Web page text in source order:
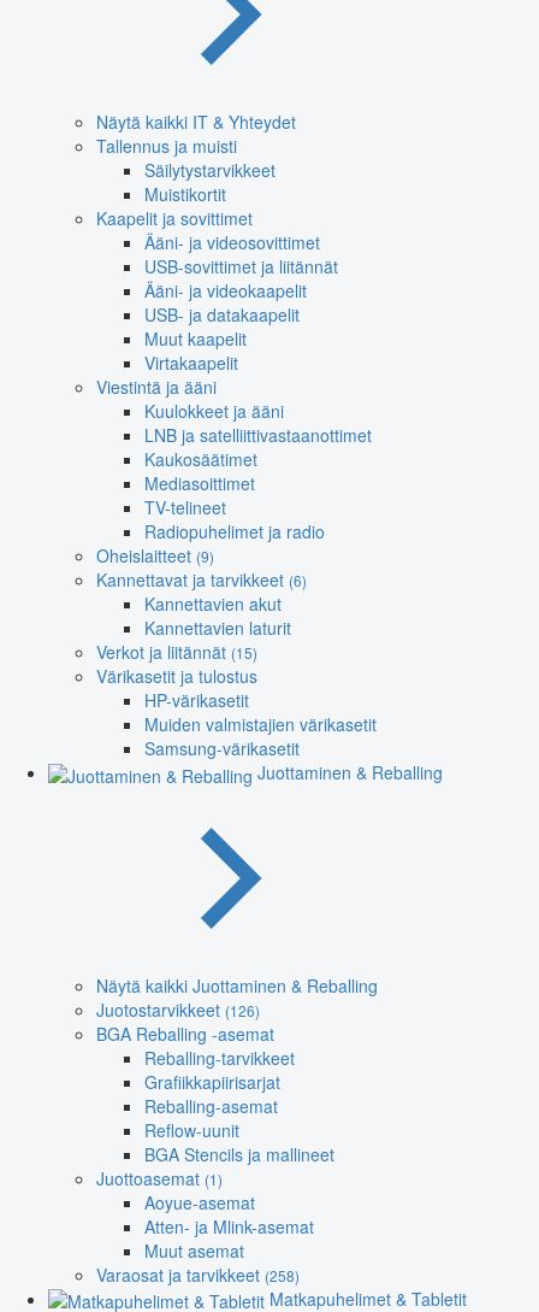
Näytä kaikki IT & Yhteydet
Tallennus ja muisti
Säilytystarvikkeet
Muistikortit
Kaapelit ja sovittimet
Ääni- ja videosovittimet
USB-sovittimet ja liitännät
Ääni- ja videokaapelit
USB- ja datakaapelit
Muut kaapelit
Virtakaapelit
Viestintä ja ääni
Kuulokkeet ja ääni
LNB ja satelliittivastaanottimet
Kaukosäätimet
Mediasoittimet
TV-telineet
Radiopuhelimet ja radio
Oheislaitteet (9)
Kannettavat ja tarvikkeet (6)
Kannettavien akut
Kannettavien laturit
Verkot ja liitännät (15)
Värikasetit ja tulostus
HP-värikasetit
Muiden valmistajien värikasetit
Samsung-värikasetit
Juottaminen & Reballing
Näytä kaikki Juottaminen & Reballing
Juotostarvikkeet (126)
BGA Reballing -asemat
Reballing-tarvikkeet
Grafiikkapiirisarjat
Reballing-asemat
Reflow-uunit
BGA Stencils ja mallineet
Juottoasemat (1)
Aoyue-asemat
Atten- ja Mlink-asemat
Muut asemat
Varaosat ja tarvikkeet (258)
Matkapuhelimet & Tabletit